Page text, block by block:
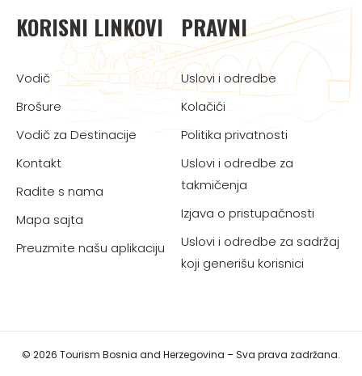
KORISNI LINKOVI
Vodič
Brošure
Vodič za Destinacije
Kontakt
Radite s nama
Mapa sajta
Preuzmite našu aplikaciju
PRAVNI
Uslovi i odredbe
Kolačići
Politika privatnosti
Uslovi i odredbe za
takmičenja
Izjava o pristupačnosti
Uslovi i odredbe za sadržaj
koji generišu korisnici
© 2026 Tourism Bosnia and Herzegovina – Sva prava zadržana.